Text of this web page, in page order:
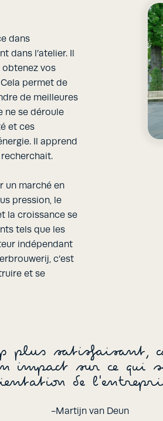
dans
dans l’atelier. Il
obtenez vos
permet de
de meilleures
ne se déroule
et ces
Il apprend
un marché en
pression, le
la croissance se
tels que les
indépendant
c’est
et se
plus satisfaisant,
impact sur ce qui
de
-Martijn van Deun